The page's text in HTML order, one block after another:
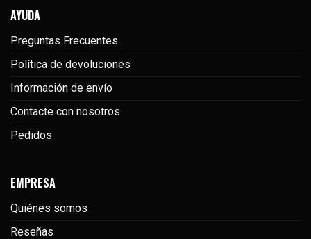
AYUDA
Preguntas Frecuentes
Política de devoluciones
Información de envío
Contacte con nosotros
Pedidos
EMPRESA
Quiénes somos
Reseñas